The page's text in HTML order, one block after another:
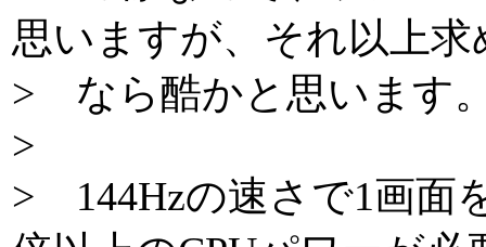
思いますが、それ以上求
> なら酷かと思います
>
> 144Hzの速さで1画面